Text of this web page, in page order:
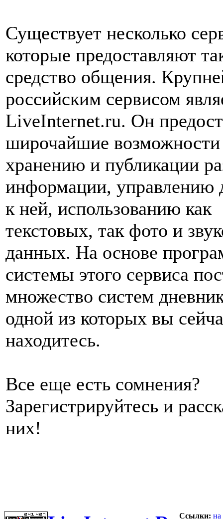
Существует несколько
которые предоставляют
средство общения.
российским сервисом
LiveInternet.ru. Он
широчайшие
хранению и публикации
информации, управлению
к ней, использованию как
текстовых, так фото и
данных. На основе
системы этого сервиса
множество систем
одной из которых вы
находитесь.
Все еще есть сомнения?
Зарегистрируйтесь и
них!
Ссылки: на